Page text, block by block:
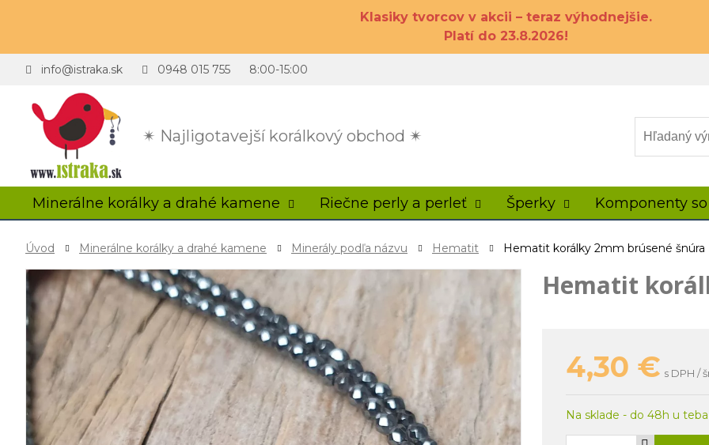
Klasiky tvorcov v akcii – teraz výhodnejšie.
Platí do 23.8.2026!
✴ Najligotavejší korálkový obchod ✴
info@istraka.sk 0948 015 755 8:00-15:00
Minerálne korálky a drahé kamene Riečne perly a perleť Šperky Komponenty
Úvod Minerálne korálky a drahé kamene Minerály podľa názvu Hematit Hematit korálky 2mm brúsené šnúra
Hematit
4,30 € s DPH /
Na sklade - do 48h u teba